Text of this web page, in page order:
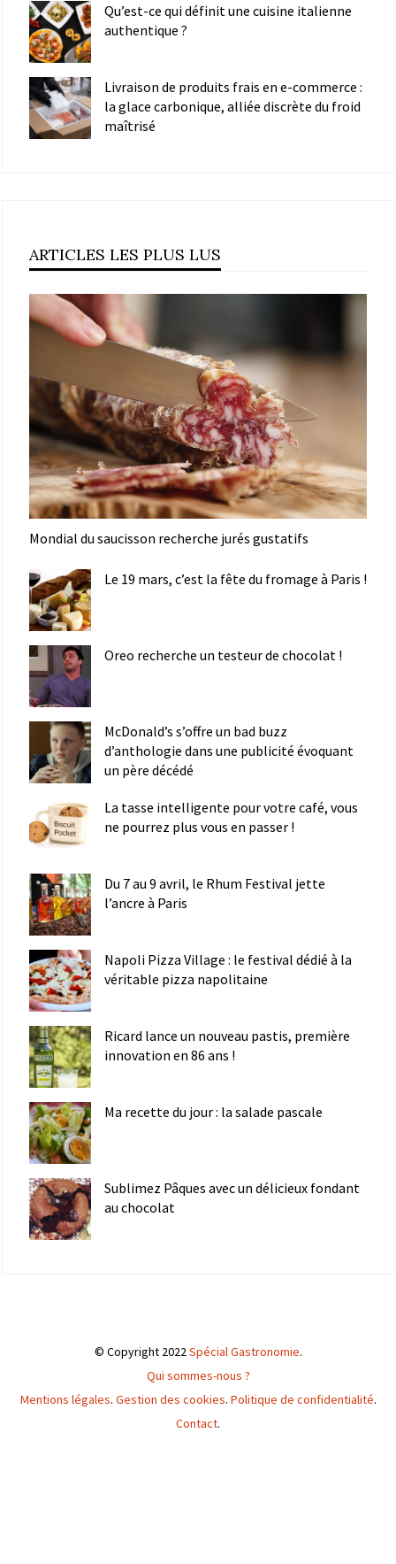
Qu’est-ce qui définit une cuisine italienne
authentique ?
Livraison de produits frais en e-commerce :
la glace carbonique, alliée discrète du froid
maîtrisé
ARTICLES LES PLUS LUS
Mondial du saucisson recherche jurés gustatifs
Le 19 mars, c’est la fête du fromage à Paris !
Oreo recherche un testeur de chocolat !
McDonald’s s’offre un bad buzz
d’anthologie dans une publicité évoquant
un père décédé
La tasse intelligente pour votre café, vous
ne pourrez plus vous en passer !
Du 7 au 9 avril, le Rhum Festival jette
l’ancre à Paris
Napoli Pizza Village : le festival dédié à la
véritable pizza napolitaine
Ricard lance un nouveau pastis, première
innovation en 86 ans !
Ma recette du jour : la salade pascale
Sublimez Pâques avec un délicieux fondant
au chocolat
© Copyright 2022Spécial Gastronomie.
Qui sommes-nous ?
Mentions légales. Gestion des cookies. Politique de confidentialité.
Contact.